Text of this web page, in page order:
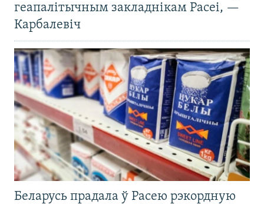
геапалітычным закладнікам Расеі, —
Карбалевіч
Беларусь прадала ў Расею рэкордную